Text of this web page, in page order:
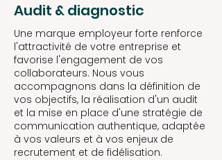
Audit & diagnostic
Une marque employeur forte renforce
l'attractivité de votre entreprise et
favorise l'engagement de vos
collaborateurs. Nous vous
accompagnons dans la définition de
vos objectifs, la réalisation d'un audit
et la mise en place d'une stratégie de
communication authentique, adaptée
à vos valeurs et à vos enjeux de
recrutement et de fidélisation.